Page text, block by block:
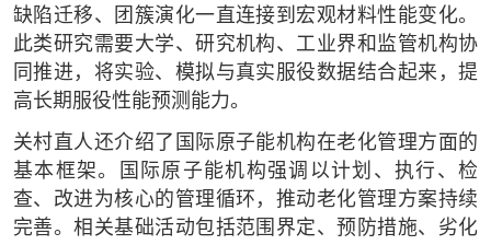
缺陷迁移、团簇演化一直连接到宏观材料性能变化。
此类研究需要大学、研究机构、工业界和监管机构协
同推进，将实验、模拟与真实服役数据结合起来，提
高长期服役性能预测能力。
关村直人还介绍了国际原子能机构在老化管理方面的
基本框架。国际原子能机构强调以计划、执行、检
查、改进为核心的管理循环，推动老化管理方案持续
完善。相关基础活动包括范围界定、预防措施、劣化